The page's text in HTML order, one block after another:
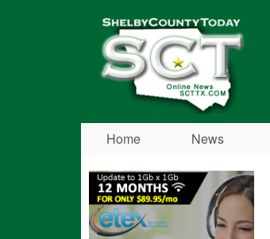
Shelby
County
Today
Home News